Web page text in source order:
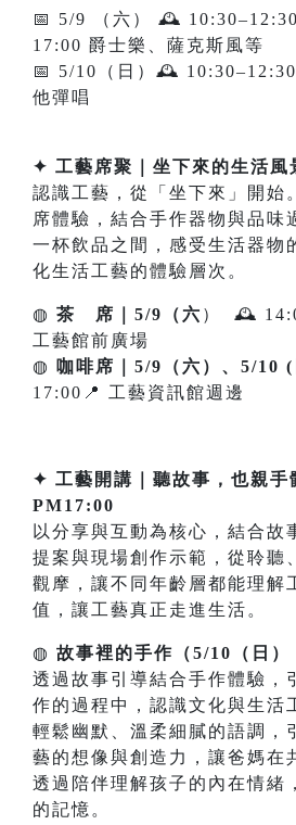
📅 5/9 （六） 🕰
17:00 爵士樂、薩克斯風等
📅 5/10（日）🕰
他彈唱
✦ 工藝席聚｜坐下來的生活風
認識工藝，從「坐下來」開始
席體驗，結合手作器物與品味
一杯飲品之間，感受生活器物
化生活工藝的體驗層次。
◍ 茶 席｜5/9（六 ） 🕰
工藝館前廣場
◍
咖啡席｜5/9（六）、5/10 (
17:00📍 工藝資訊館週邊
✦ 工藝開講｜聽故事，也親手
PM17:00
以分享與互動為核心，結合故
提案與現場創作示範，從聆聽
觀摩，讓不同年齡層都能理解
值，讓工藝真正走進生活。
◍ 故事裡的手作（5/10（日）
透過故事引導結合手作體驗，
作的過程中，認識文化與生活
輕鬆幽默、溫柔細膩的語調，
藝的想像與創造力，讓爸媽在
透過陪伴理解孩子的內在情緒
的記憶。